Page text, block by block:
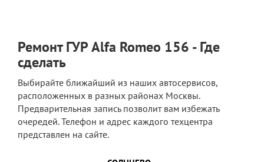
Ремонт ГУР Alfa Romeo 156 - Где
сделать
Выбирайте ближайший из наших автосервисов,
расположенных в разных районах Москвы.
Предварительная запись позволит вам избежать
очередей. Телефон и адрес каждого техцентра
представлен на сайте.